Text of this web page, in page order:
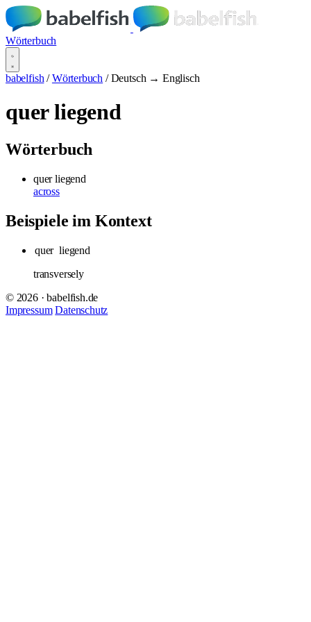
Wörterbuch
babelfish / Wörterbuch / Deutsch → Englisch
quer liegend
Wörterbuch
quer liegend
across
Beispiele im Kontext
quer liegend
transversely
© 2026 · babelfish.de
Impressum Datenschutz